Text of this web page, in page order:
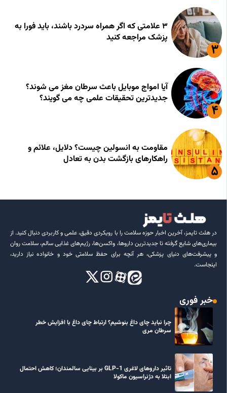
۳ علامتی که اگر همراه سردرد باشند، باید فورا به
پزشک مراجعه کنید
آیا امواج موبایل باعث سرطان مغز می شوند؟
جدیدترین تحقیقات علمی چه می گویند؟
مقاومت به انسولین چیست؟ دلایل، علائم و
راهکارهای بازگشت بدن به تعادل
در هلث تایمز، آخرین اخبار حوزه سلامت را با رویکردی دقیق، علمی و کاربردی دنبال کنید. از
بیماری‌های شایع گرفته تا جدیدترین داروها، واکسن‌ها، رژیم‌های غذایی سالم، سلامت روان
و پیشرفت‌های دنیای پزشکی، هر آنچه برای حفظ سلامتی خود و خانواده نیاز دارید،
اینجاست.
خبر فوری
چرا نباید چای داغ بنوشیم؟ ارتباط چای داغ با افزایش خطر
سرطان مری
تاثیر داروهای لاغری GLP-1 بر بینایی سالمندان؛ کاهش احتمال
ابتلا به دژنراسیون ماکولا